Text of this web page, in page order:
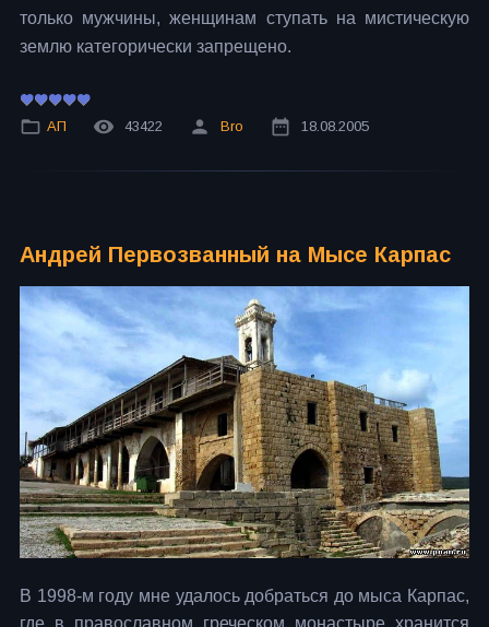
только мужчины, женщинам ступать на мистическую
землю категорически запрещено.
АП 43422 Bro 18.08.2005
Андрей Первозванный на Мысе Карпас
В 1998-м году мне удалось добраться до мыса Карпас,
где в православном греческом монастыре хранится